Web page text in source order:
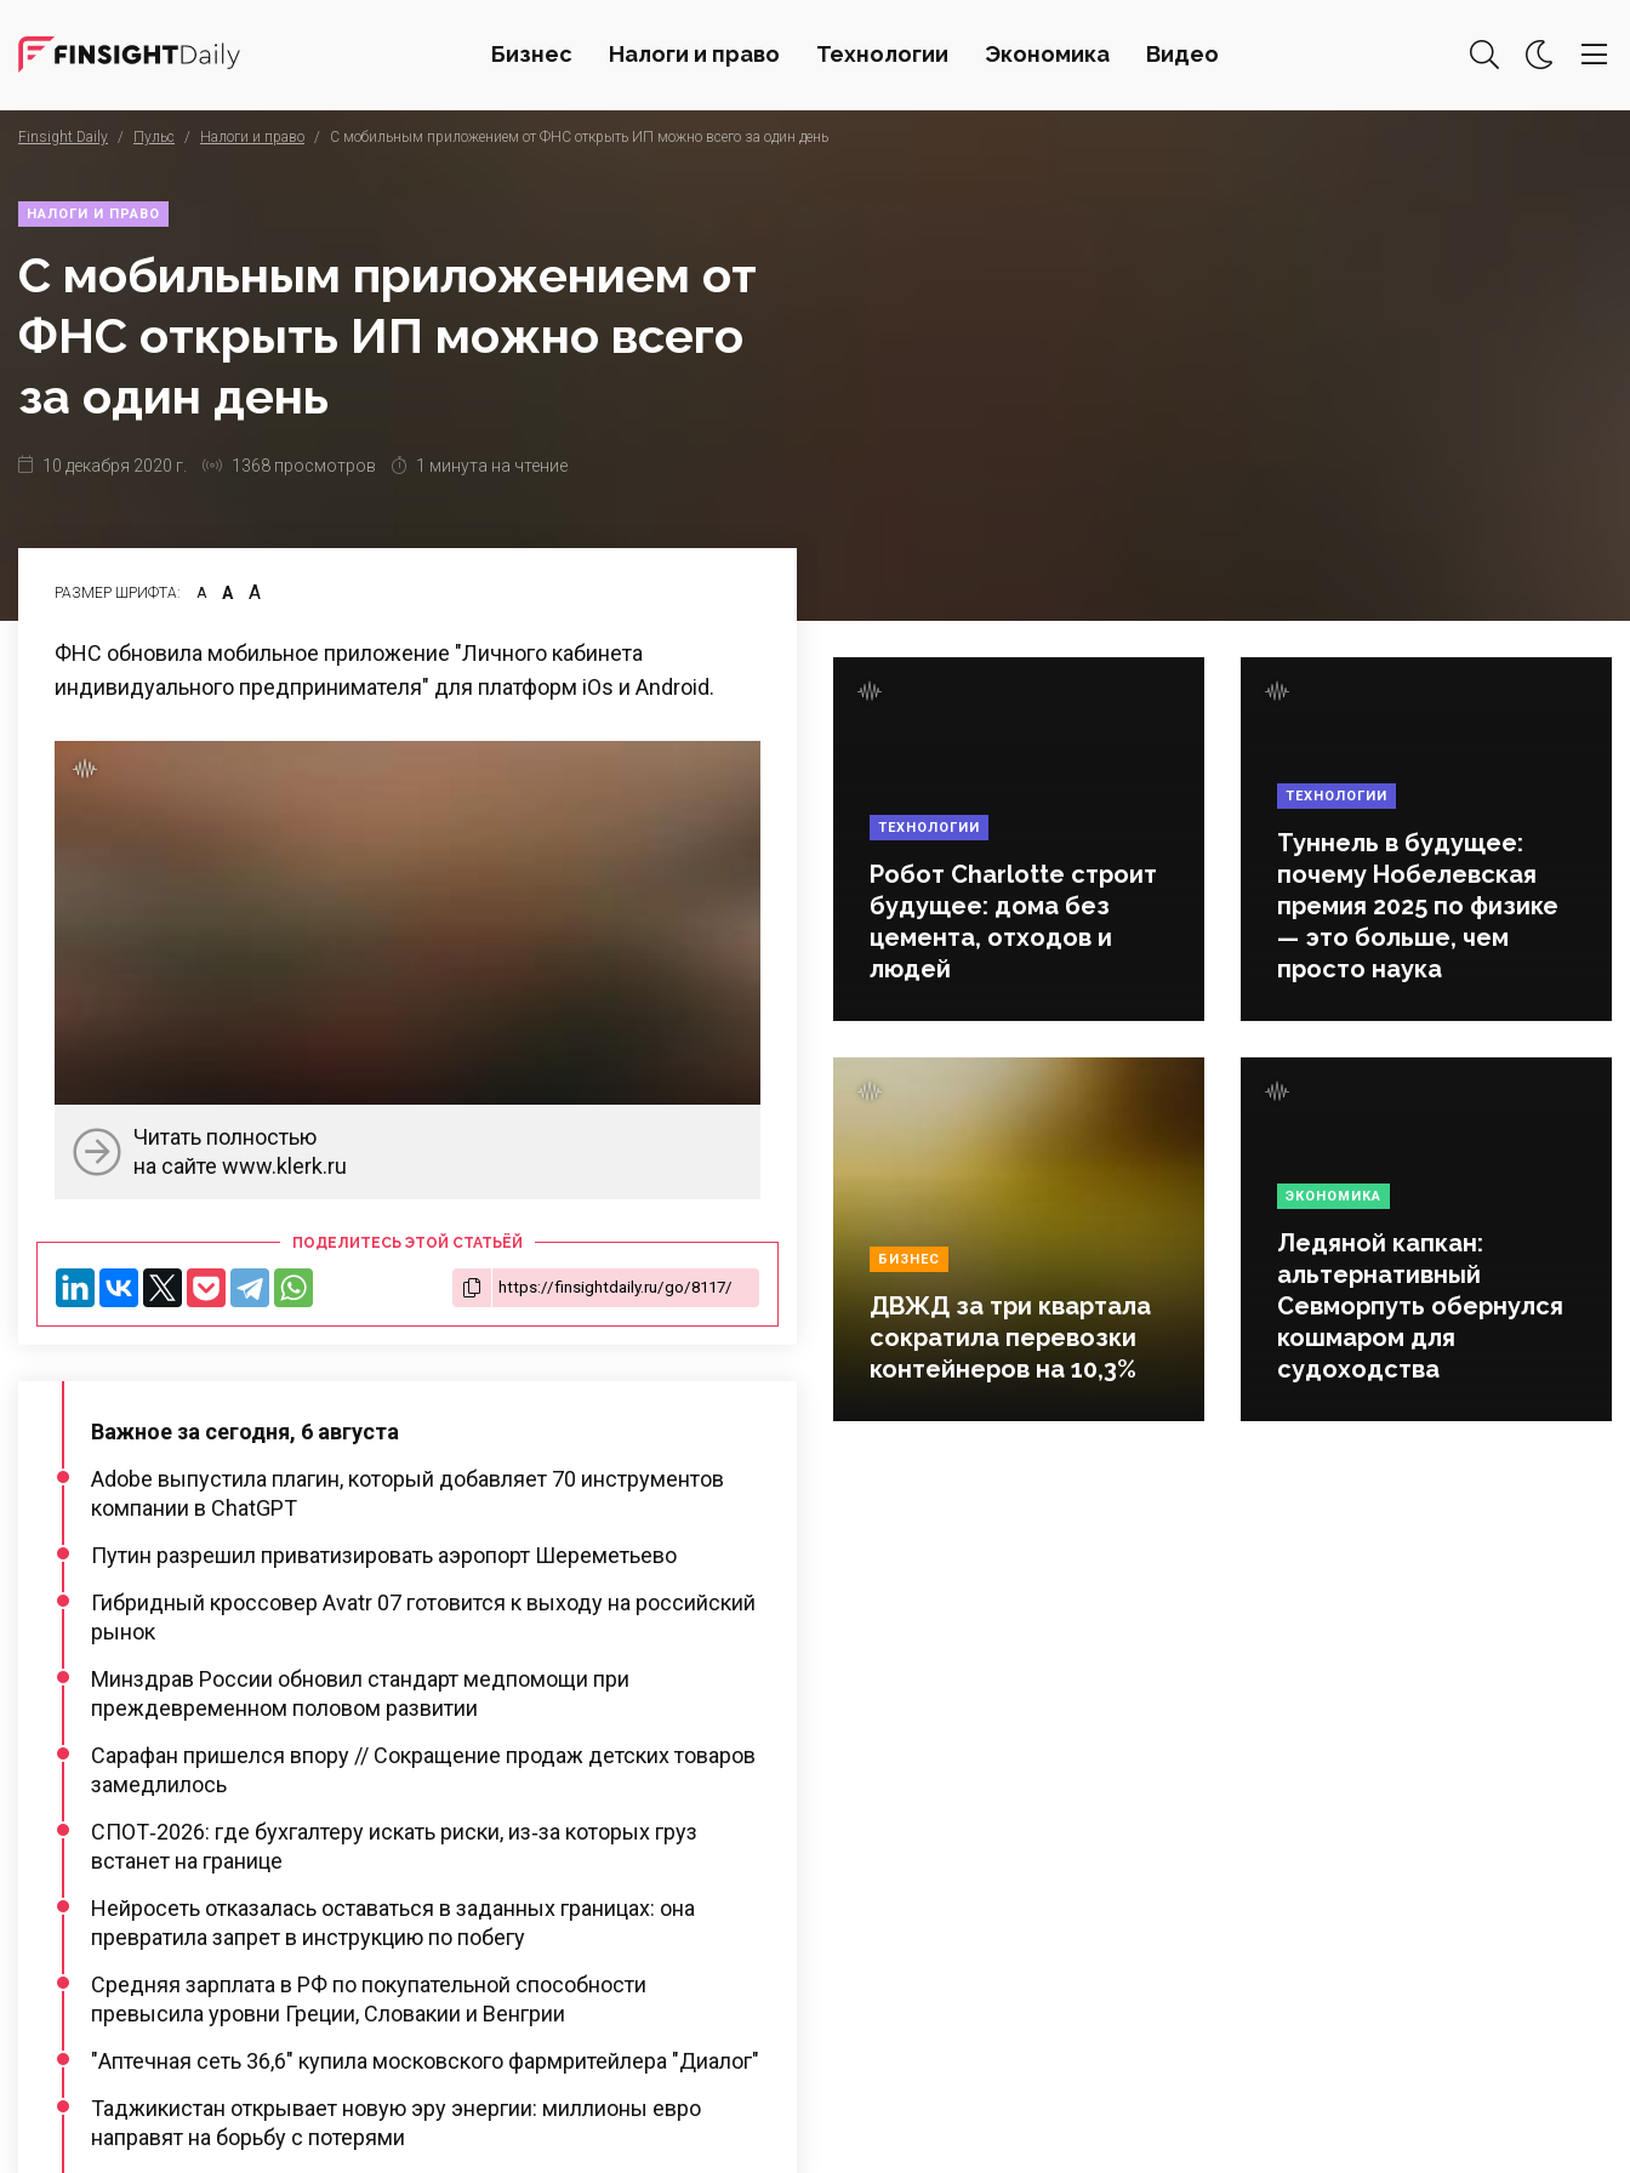
Бизнес Налоги и право Технологии Экономика Видео
Finsight Daily / Пульс / Налоги и право / С мобильным приложением от ФНС открыть ИП можно всего за один день
НАЛОГИ И ПРАВО
С мобильным приложением от
ФНС открыть ИП можно всего
за один день
10 декабря 2020 г. 1368 просмотров 1 минута на чтение
РАЗМЕР ШРИФТА: А А А
ФНС обновила мобильное приложение "Личного кабинета
индивидуального предпринимателя" для платформ iOs и Android.
Читать полностью
на сайте www.klerk.ru
ПОДЕЛИТЕСЬ ЭТОЙ СТАТЬЁЙ
Важное за сегодня, 6 августа
Adobe выпустила плагин, который добавляет 70 инструментов
компании в ChatGPT
Путин разрешил приватизировать аэропорт Шереметьево
Гибридный кроссовер Avatr 07 готовится к выходу на российский
рынок
Минздрав России обновил стандарт медпомощи при
преждевременном половом развитии
Сарафан пришелся впору // Сокращение продаж детских товаров
замедлилось
СПОТ‑2026: где бухгалтеру искать риски, из‑за которых груз
встанет на границе
Нейросеть отказалась оставаться в заданных границах: она
превратила запрет в инструкцию по побегу
Средняя зарплата в РФ по покупательной способности
превысила уровни Греции, Словакии и Венгрии
"Аптечная сеть 36,6" купила московского фармритейлера "Диалог"
Таджикистан открывает новую эру энергии: миллионы евро
направят на борьбу с потерями
ТЕХНОЛОГИИ
Робот Charlotte строит
будущее: дома без
цемента, отходов и
людей
ТЕХНОЛОГИИ
Туннель в будущее:
почему Нобелевская
премия 2025 по физике
— это больше, чем
просто наука
БИЗНЕС
ДВЖД за три квартала
сократила перевозки
контейнеров на 10,3%
ЭКОНОМИКА
Ледяной капкан:
альтернативный
Севморпуть обернулся
кошмаром для
судоходства